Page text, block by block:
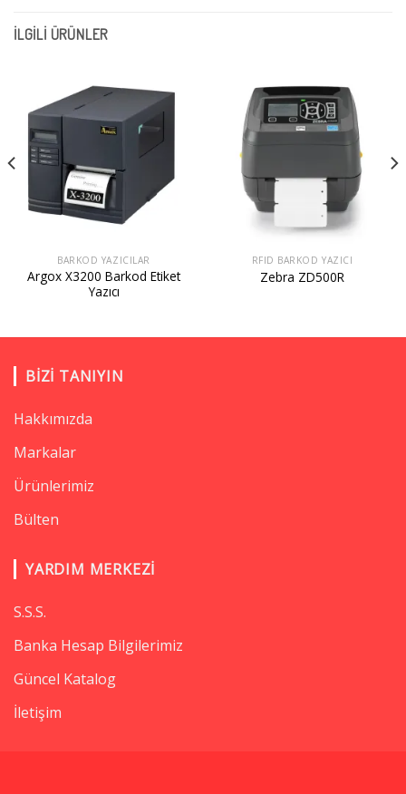
İLGILI ÜRÜNLER
BARKOD YAZICILAR
Argox X3200 Barkod Etiket
Yazıcı
RFID BARKOD YAZICI
Zebra ZD500R
BIZI TANIYIN
Hakkımızda
Markalar
Ürünlerimiz
Bülten
YARDIM MERKEZI
S.S.S.
Banka Hesap Bilgilerimiz
Güncel Katalog
İletişim